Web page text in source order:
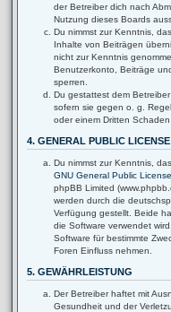
der Betreiber dich nach
Nutzung dieses Boards
Du nimmst zur Kenntnis,
Inhalte von Beiträgen
nicht zur Kenntnis
Benutzerkonto, Beiträge
sperren.
Du gestattest dem
sofern sie gegen o. g.
oder einem Dritten Schaden
4. GENERAL PUBLIC LICENSE
Du nimmst zur Kenntnis,
GNU General Public
phpBB Limited
werden durch die
Verfügung gestellt. Beide
die Software verwendet
Software für bestimmte
Foren Einfluss nehmen.
5. GEWÄHRLEISTUNG
Der Betreiber haftet mit
Gesundheit und der